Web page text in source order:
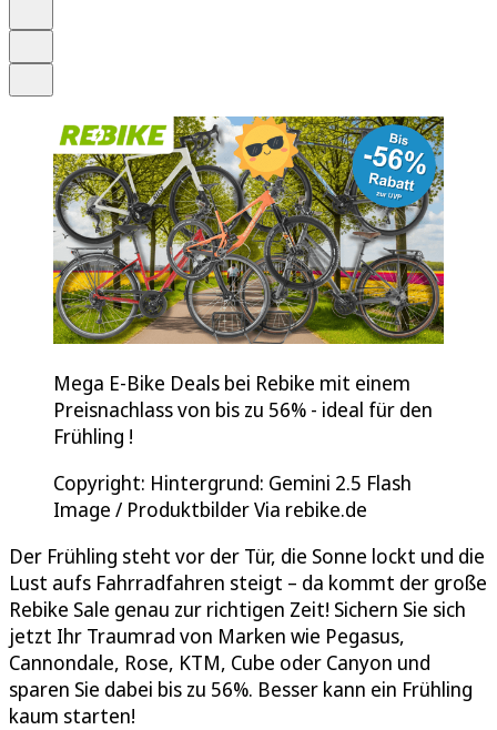
Mega E-Bike Deals bei Rebike mit einem
Preisnachlass von bis zu 56% - ideal für den
Frühling !
Copyright: Hintergrund: Gemini 2.5 Flash
Image / Produktbilder Via rebike.de
Der Frühling steht vor der Tür, die Sonne lockt und die
Lust aufs Fahrradfahren steigt – da kommt der große
Rebike Sale genau zur richtigen Zeit! Sichern Sie sich
jetzt Ihr Traumrad von Marken wie Pegasus,
Cannondale, Rose, KTM, Cube oder Canyon und
sparen Sie dabei bis zu 56%. Besser kann ein Frühling
kaum starten!